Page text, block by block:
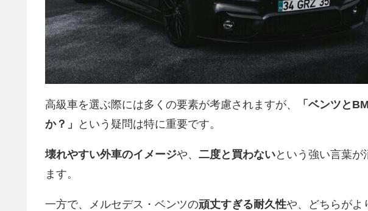
高級車を選ぶ際には多くの要素が考慮されますが、
「ベンツと
か？」
という疑問は特に重要です。
壊れやすい外車のイメージや、 二度と買わないという強い言葉が
ます。
一方で、メルセデス・ベンツの頑丈すぎる耐久性や、どちらがよ